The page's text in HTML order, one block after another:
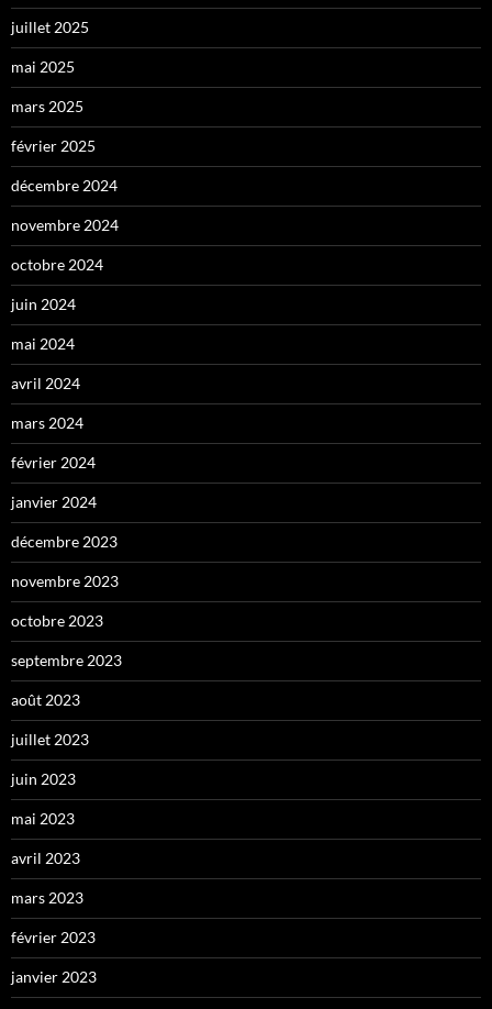
juillet 2025
mai 2025
mars 2025
février 2025
décembre 2024
novembre 2024
octobre 2024
juin 2024
mai 2024
avril 2024
mars 2024
février 2024
janvier 2024
décembre 2023
novembre 2023
octobre 2023
septembre 2023
août 2023
juillet 2023
juin 2023
mai 2023
avril 2023
mars 2023
février 2023
janvier 2023